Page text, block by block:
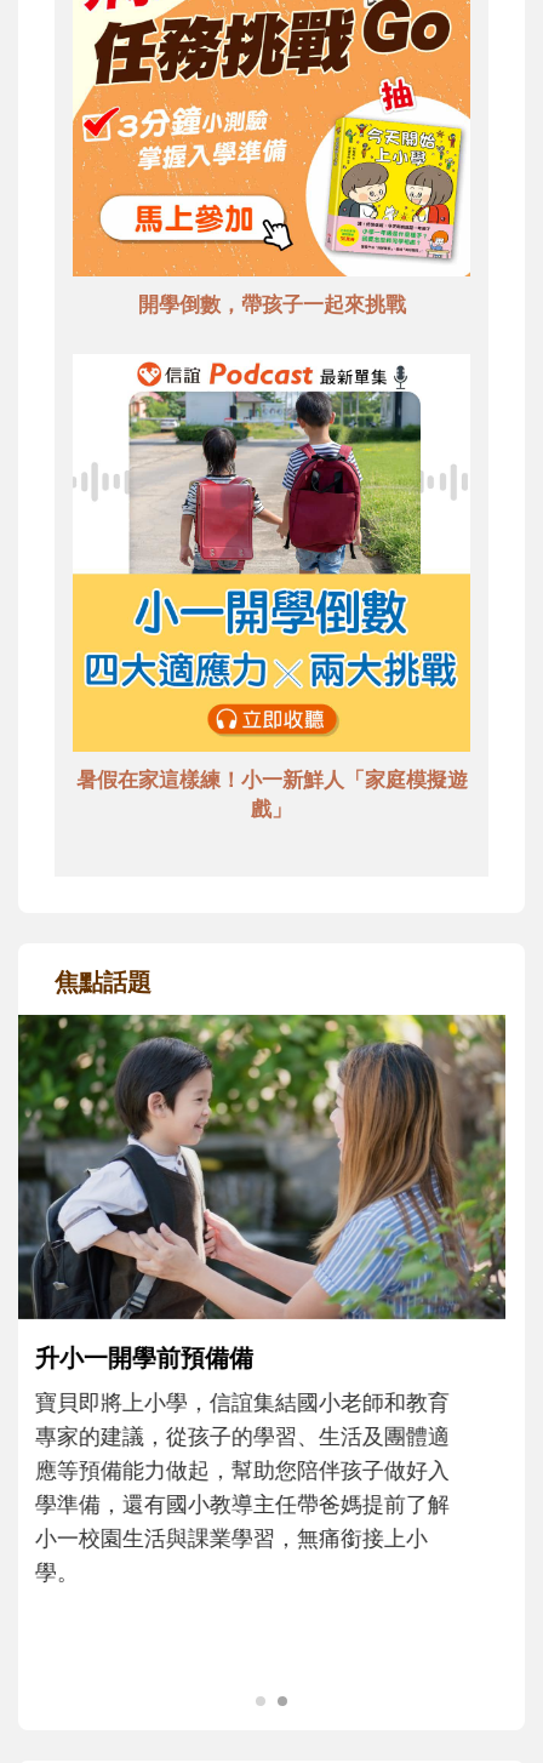
開學倒數，帶孩子一起來挑戰
暑假在家這樣練！小一新鮮人「家庭模擬遊
戲」
焦點話題
和孩子一起長大的那個男人│讀懂父親的
不同模樣
沒有人天生就擅長當爸爸！男人總是在一次
次「前所未有」的體驗中，跟著孩子一起長
大。從給予安全感的肢體遊戲，到獨立自
主、角色認同及解決問題的能力養成。爸爸
正嘗試用不同的模樣，參與孩子每個重要的